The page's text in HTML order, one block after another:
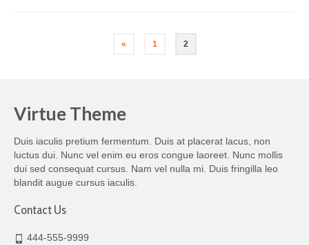
« 1 2
Virtue Theme
Duis iaculis pretium fermentum. Duis at placerat lacus, non
luctus dui. Nunc vel enim eu eros congue laoreet. Nunc mollis
dui sed consequat cursus. Nam vel nulla mi. Duis fringilla leo
blandit augue cursus iaculis.
Contact Us
444-555-9999